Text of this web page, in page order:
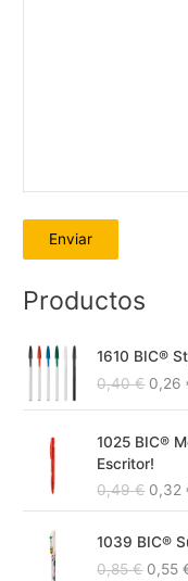
A
t
r
Productos
1610 BIC®
0,40€ p
r
e
c
o
r
i
0,26
1025 BIC®
Escritor!
0,49€ r
c
i
0,32
1039 BIC®
0,85€ p
0,55